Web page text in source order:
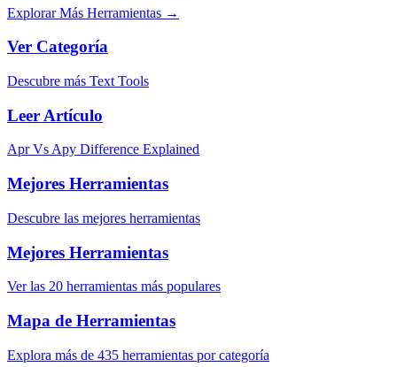
Explorar Más Herramientas →
Ver Categoría
Descubre más Text Tools
Leer Artículo
Apr Vs Apy Difference Explained
Mejores Herramientas
Descubre las mejores herramientas
Mejores Herramientas
Ver las 20 herramientas más populares
Mapa de Herramientas
Explora más de 435 herramientas por categoría